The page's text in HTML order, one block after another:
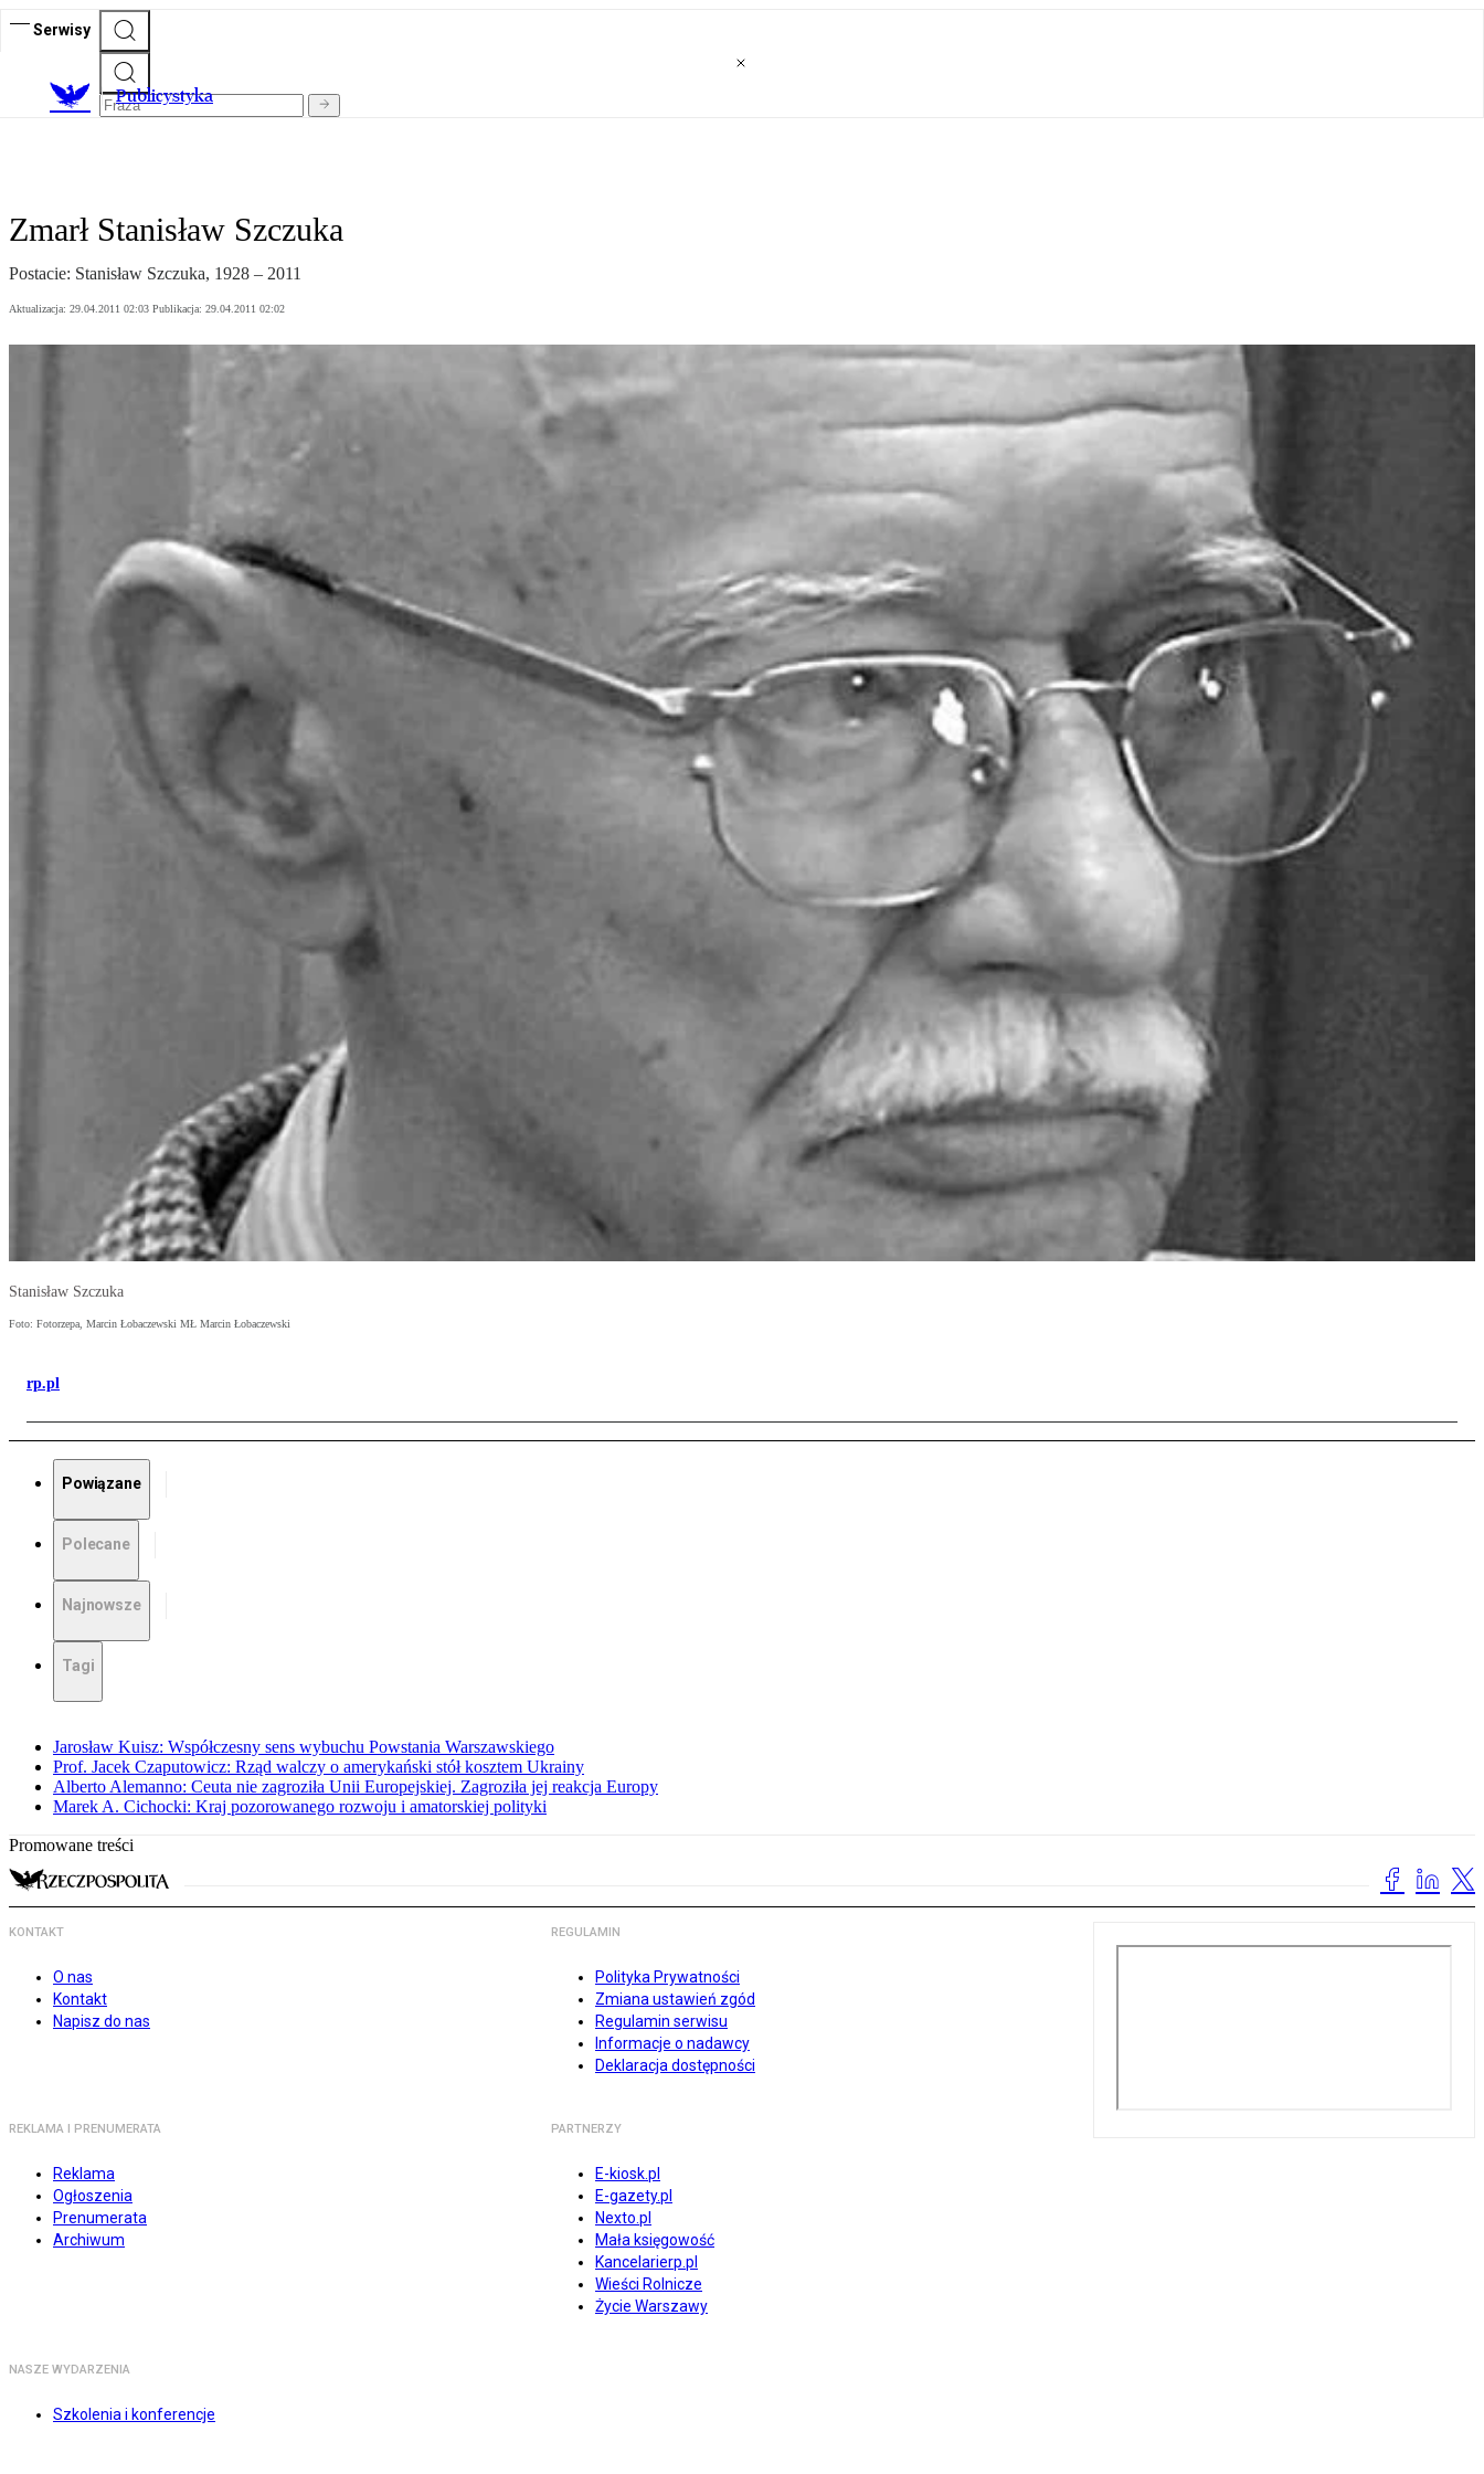
Serwisy
Publicystyka
Zmarł Stanisław Szczuka
Postacie: Stanisław Szczuka, 1928 – 2011
Aktualizacja: 29.04.2011 02:03 Publikacja: 29.04.2011 02:02
Stanisław Szczuka
Foto: Fotorzepa, Marcin Łobaczewski MŁ Marcin Łobaczewski
rp.pl
Powiązane
Polecane
Najnowsze
Tagi
Jarosław Kuisz: Współczesny sens wybuchu Powstania Warszawskiego
Prof. Jacek Czaputowicz: Rząd walczy o amerykański stół kosztem Ukrainy
Alberto Alemanno: Ceuta nie zagroziła Unii Europejskiej. Zagroziła jej reakcja Europy
Marek A. Cichocki: Kraj pozorowanego rozwoju i amatorskiej polityki
Promowane treści
KONTAKT
O nas
Kontakt
Napisz do nas
REGULAMIN
Polityka Prywatności
Zmiana ustawień zgód
Regulamin serwisu
Informacje o nadawcy
Deklaracja dostępności
REKLAMA I PRENUMERATA
Reklama
Ogłoszenia
Prenumerata
Archiwum
PARTNERZY
E-kiosk.pl
E-gazety.pl
Nexto.pl
Mała księgowość
Kancelarierp.pl
Wieści Rolnicze
Życie Warszawy
NASZE WYDARZENIA
Szkolenia i konferencje